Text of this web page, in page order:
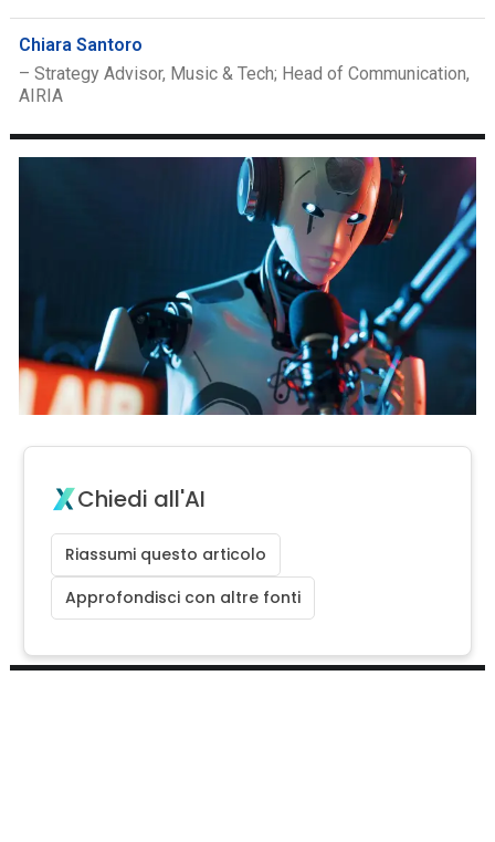
Chiara Santoro
– Strategy Advisor, Music & Tech; Head of Communication,
AIRIA
Chiedi all'AI
Riassumi questo articolo
Approfondisci con altre fonti